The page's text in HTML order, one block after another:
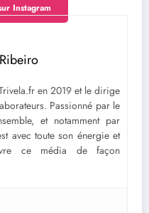
Instagram
en 2019 et le dirige
Passionné par le
et notamment par
avec toute son énergie et
ce média de façon